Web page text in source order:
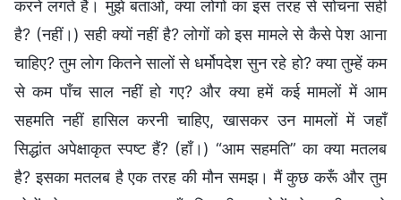
करने लगते हैं। मुझे बताओ, क्या लोगों का इस तरह से सोचना सही
है? (नहीं।) सही क्यों नहीं है? लोगों को इस मामले से कैसे पेश आना
चाहिए? तुम लोग कितने सालों से धर्मोपदेश सुन रहे हो? क्या तुम्हें कम
से कम पाँच साल नहीं हो गए? और क्या हमें कई मामलों में आम
सहमति नहीं हासिल करनी चाहिए, खासकर उन मामलों में जहाँ
सिद्धांत अपेक्षाकृत स्पष्ट हैं? (हाँ।) “आम सहमति” का क्या मतलब
है? इसका मतलब है एक तरह की मौन समझ। मैं कुछ करूँ और तुम